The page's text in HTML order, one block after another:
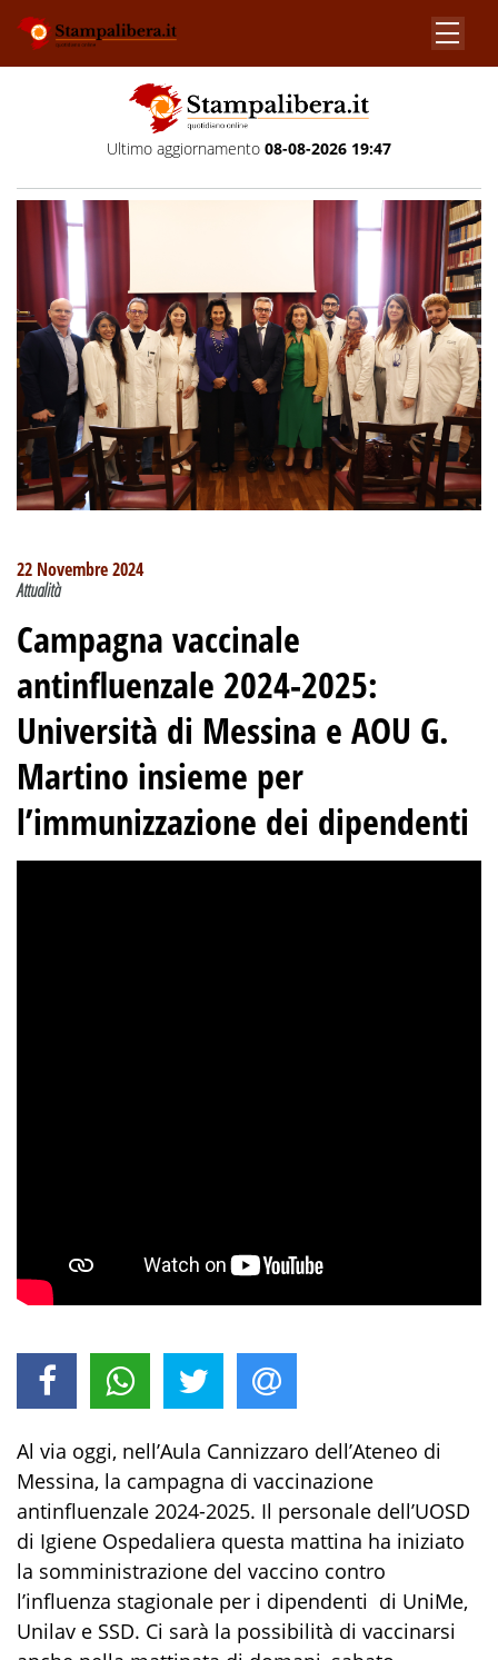
Ultimo aggiornamento 08-08-2026 19:47
22 Novembre 2024
Attualità
Campagna vaccinale
antinfluenzale 2024-2025:
Università di Messina e AOU G.
Martino insieme per
l’immunizzazione dei dipendenti
Al via oggi, nell’Aula Cannizzaro dell’Ateneo di
Messina, la campagna di vaccinazione
antinfluenzale 2024-2025. Il personale dell’UOSD
di Igiene Ospedaliera questa mattina ha iniziato
la somministrazione del vaccino contro
l’influenza stagionale per i dipendenti di UniMe,
Unilav e SSD. Ci sarà la possibilità di vaccinarsi